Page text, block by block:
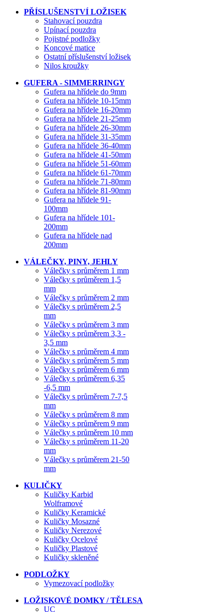
PŘÍSLUŠENSTVÍ LOŽISEK
Stahovací pouzdra
Upínací pouzdra
Pojistné podložky
Koncové matice
Ostatní příslušenství ložisek
Nilos kroužky
GUFERA - SIMMERRINGY
Gufera na hřídele do 9mm
Gufera na hřídele 10-15mm
Gufera na hřídele 16-20mm
Gufera na hřídele 21-25mm
Gufera na hřídele 26-30mm
Gufera na hřídele 31-35mm
Gufera na hřídele 36-40mm
Gufera na hřídele 41-50mm
Gufera na hřídele 51-60mm
Gufera na hřídele 61-70mm
Gufera na hřídele 71-80mm
Gufera na hřídele 81-90mm
Gufera na hřídele 91-
100mm
Gufera na hřídele 101-
200mm
Gufera na hřídele nad
200mm
VÁLEČKY, PINY, JEHLY
Válečky s průměrem 1 mm
Válečky s průměrem 1,5
mm
Válečky s průměrem 2 mm
Válečky s průměrem 2,5
mm
Válečky s průměrem 3 mm
Válečky s průměrem 3,3 -
3,5 mm
Válečky s průměrem 4 mm
Válečky s průměrem 5 mm
Válečky s průměrem 6 mm
Válečky s průměrem 6,35
-6,5 mm
Válečky s průměrem 7-7,5
mm
Válečky s průměrem 8 mm
Válečky s průměrem 9 mm
Válečky s průměrem 10 mm
Válečky s průměrem 11-20
mm
Válečky s průměrem 21-50
mm
KULIČKY
Kuličky Karbid
Wolframové
Kuličky Keramické
Kuličky Mosazné
Kuličky Nerezové
Kuličky Ocelové
Kuličky Plastové
Kuličky skleněné
PODLOŽKY
Vymezovací podložky
LOŽISKOVÉ DOMKY / TĚLESA
UC